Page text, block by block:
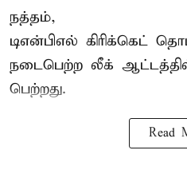
நத்தம்,
டிஎன்பிஎல் கிரிக்கெட்
நடைபெற்ற லீக்
பெற்றது.
Read